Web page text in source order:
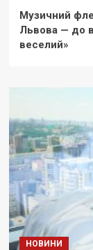
Музичний
Львова — до
веселий»
НОВИНИ